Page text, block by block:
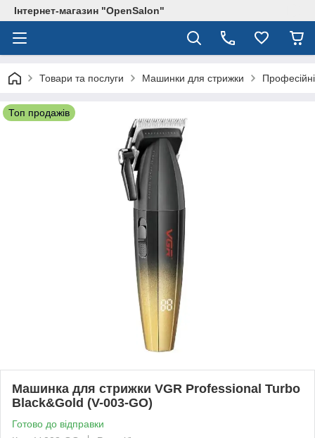
Інтернет-магазин "OpenSalon"
Товари та послуги Машинки для стрижки
Топ продажів
Машинка для стрижки VGR Professional Turbo
Black&Gold (V-003-GO)
Готово до відправки